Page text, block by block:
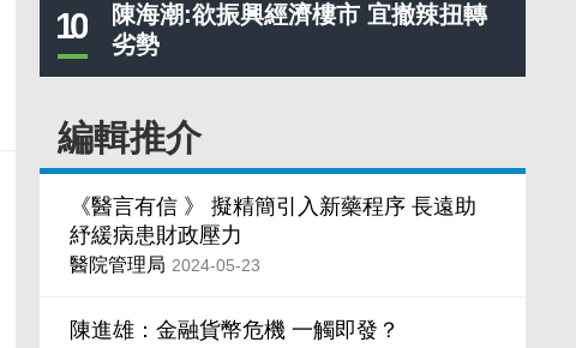
10
陳海潮:欲振興經濟樓市 宜撤辣扭轉
劣勢
編輯推介
《醫言有信 》 擬精簡引入新藥程序 長遠助
紓緩病患財政壓力
醫院管理局 2024-05-23
陳進雄：金融貨幣危機 一觸即發？